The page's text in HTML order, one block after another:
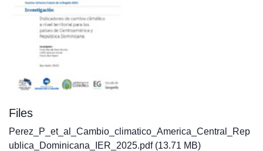
Files
Perez_P_et_al_Cambio_climatico_America_Central_Rep
ublica_Dominicana_IER_2025.pdf(13.71 MB)